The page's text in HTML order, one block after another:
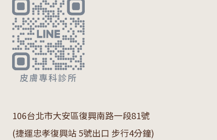
106台北市大安區復興南路一段81號
(捷運忠孝復興站 5號出口 步行4分鐘)